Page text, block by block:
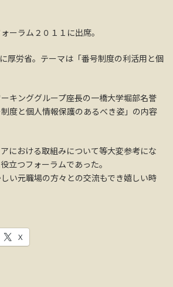
ーラム２０１１に出席。
厚労省。テーマは「番号制度の利活用と個
キンググループ座長の一橋大学堀部名誉
度と個人情報保護のあるべき姿」の内容
における取組みについて等大変参考にな
立つフォーラムであった。
い元職場の方々との交流もでき嬉しい時
X